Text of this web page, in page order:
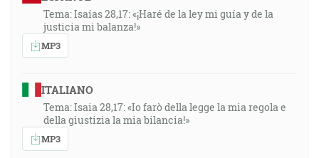
Tema: Isaías 28,17: «¡Haré de la ley mi guía y de la
justicia mi balanza!»
MP3
ITALIANO
Tema: Isaia 28,17: «Io farò della legge la mia regola e
della giustizia la mia bilancia!»
MP3